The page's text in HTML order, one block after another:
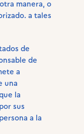
manera, o
a tales
de
de
a
una
la
sus
a la